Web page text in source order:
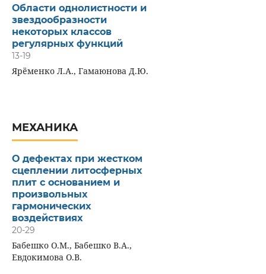
Области однолистности и
звездообразности
некоторых классов
регулярных функций
13-19
Ярёменко Л.А., Гамаюнова Д.Ю.
МЕХАНИКА
О дефектах при жестком
сцеплении литосферных
плит с основанием и
произвольных
гармонических
воздействиях
20-29
Бабешко О.М., Бабешко В.А.,
Евдокимова О.В.